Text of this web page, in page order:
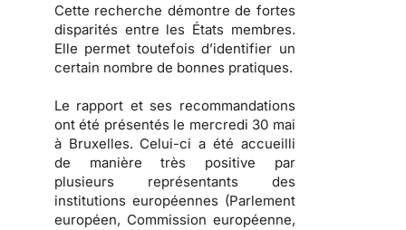
Cette recherche démontre de fortes
disparités entre les États membres.
Elle permet toutefois d’identifier un
certain nombre de bonnes pratiques.
Le rapport et ses recommandations
ont été présentés le mercredi 30 mai
à Bruxelles. Celui-ci a été accueilli
de manière très positive par
plusieurs représentants des
institutions européennes (Parlement
européen, Commission européenne,